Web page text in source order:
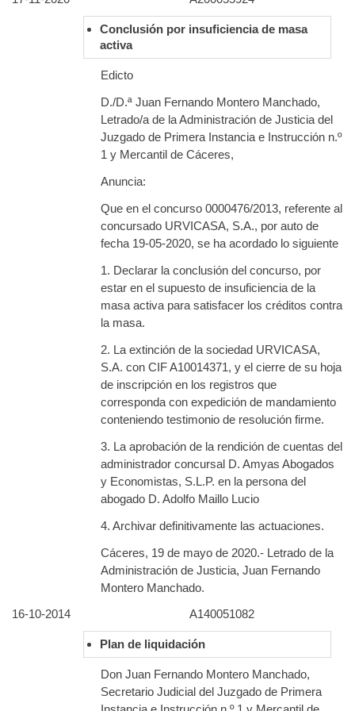
Conclusión por insuficiencia de masa
activa
Edicto
D./D.ª Juan Fernando Montero Manchado,
Letrado/a de la Administración de Justicia del
Juzgado de Primera Instancia e Instrucción n.º
1 y Mercantil de Cáceres,
Anuncia:
Que en el concurso 0000476/2013, referente al
concursado URVICASA, S.A., por auto de
fecha 19-05-2020, se ha acordado lo siguiente
1. Declarar la conclusión del concurso, por
estar en el supuesto de insuficiencia de la
masa activa para satisfacer los créditos contra
la masa.
2. La extinción de la sociedad URVICASA,
S.A. con CIF A10014371, y el cierre de su hoja
de inscripción en los registros que
corresponda con expedición de mandamiento
conteniendo testimonio de resolución firme.
3. La aprobación de la rendición de cuentas del
administrador concursal D. Amyas Abogados
y Economistas, S.L.P. en la persona del
abogado D. Adolfo Maillo Lucio
4. Archivar definitivamente las actuaciones.
Cáceres, 19 de mayo de 2020.- Letrado de la
Administración de Justicia, Juan Fernando
Montero Manchado.
16-10-2014
A140051082
Plan de liquidación
Don Juan Fernando Montero Manchado,
Secretario Judicial del Juzgado de Primera